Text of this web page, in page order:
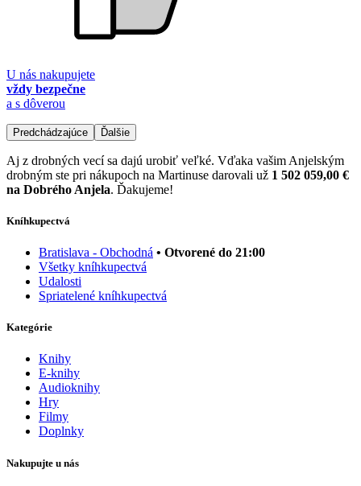
U nás nakupujete
vždy bezpečne
a s dôverou
Predchádzajúce Ďalšie
Aj z drobných vecí sa dajú urobiť veľké. Vďaka vašim Anjelským
drobným ste pri nákupoch na Martinuse darovali už 1 502 059,00 €
na Dobrého Anjela. Ďakujeme!
Kníhkupectvá
Bratislava - Obchodná • Otvorené do 21:00
Všetky kníhkupectvá
Udalosti
Spriatelené kníhkupectvá
Kategórie
Knihy
E-knihy
Audioknihy
Hry
Filmy
Doplnky
Nakupujte u nás